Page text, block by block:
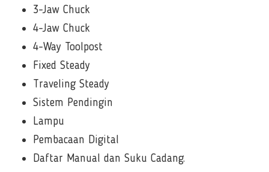
3-Jaw Chuck
4-Jaw Chuck
4-Way Toolpost
Fixed Steady
Traveling Steady
Sistem Pendingin
Lampu
Pembacaan Digital
Daftar Manual dan Suku Cadang.